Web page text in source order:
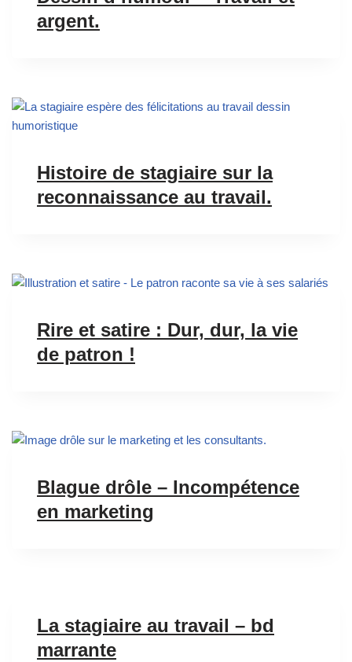
argent.
Histoire de stagiaire sur la
reconnaissance au travail.
Rire et satire : Dur, dur, la vie
de patron !
Blague drôle – Incompétence
en marketing
La stagiaire au travail – bd
marrante